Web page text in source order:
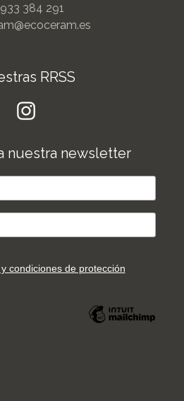
933 384 291
RRSS
nuestra newsletter
condiciones de protección